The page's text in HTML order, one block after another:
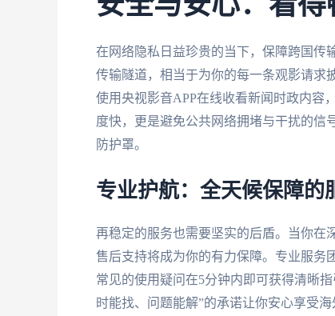
在网络隐私日益珍贵的当下，保障跨国传
传输隧道，相当于为你的每一条观影请求
使用央视影音APP在线收看新闻时政内容
度快，更是避免公共网络拥堵与干扰的信
防护罩。
专业护航：全天候保障的
再稳定的服务也需要坚实的后盾。当你在
售后支持将成为你的有力保障。专业服务
常见的使用疑问在5分钟内即可获得清晰
时能找、问题能解”的承诺让你安心享受海